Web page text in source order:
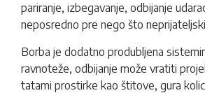
pariranje, izbegavanje, odbijanje
neposredno pre nego što
Borba je dodatno produbljena
ravnoteže, odbijanje može vratiti
tatami prostirke kao štitove, gura